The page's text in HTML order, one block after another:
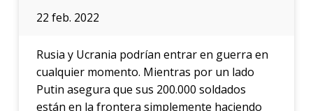
22 feb. 2022
Rusia y Ucrania podrían entrar en guerra en
cualquier momento. Mientras por un lado
Putin asegura que sus 200.000 soldados
están en la frontera simplemente haciendo